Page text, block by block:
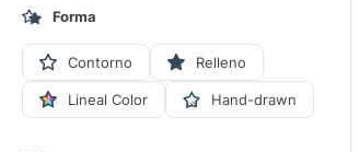
Forma
Contorno Relleno
Lineal Color Hand-drawn